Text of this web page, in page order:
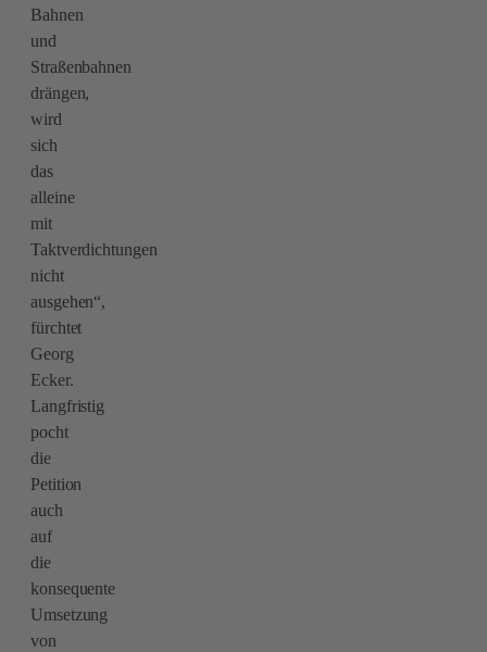
Bahnen
und
Straßenbahnen
drängen,
wird
sich
das
alleine
mit
Taktverdichtungen
nicht
ausgehen“,
fürchtet
Georg
Ecker.
Langfristig
pocht
die
Petition
auch
auf
die
konsequente
Umsetzung
von